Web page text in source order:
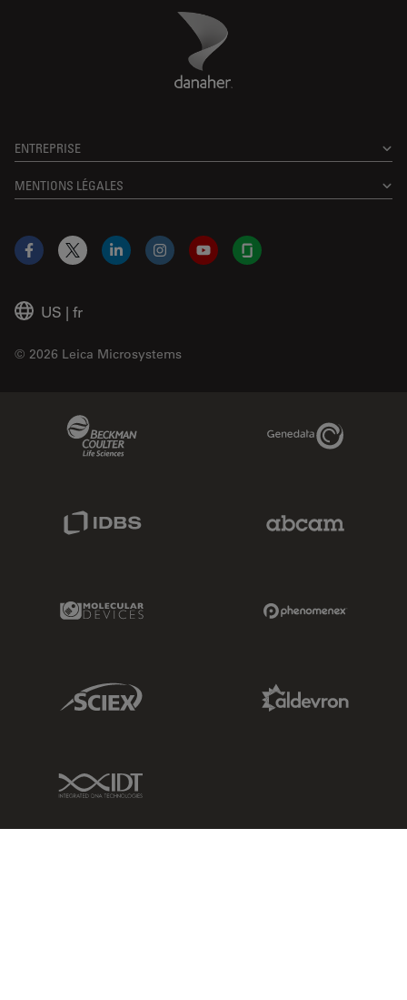
Danaher Logo
ENTREPRISE
MENTIONS LÉGALES
US | fr
© 2026 Leica Microsystems
Facebook
X LinkedInInstagramYouTubeGlassdoor
Genedata Link
Molecular Devices Link
Sciex Link
IDT Link